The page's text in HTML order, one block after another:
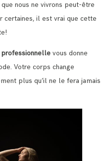
nous ne vivrons peut-être
certaines, il est vrai que cette
vous donne
Votre corps change
plus qu’il ne le fera jamais